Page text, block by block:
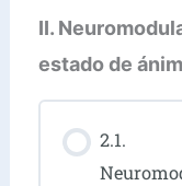
Contenido
Examen
Diplomado
II.
estado de
2.1.